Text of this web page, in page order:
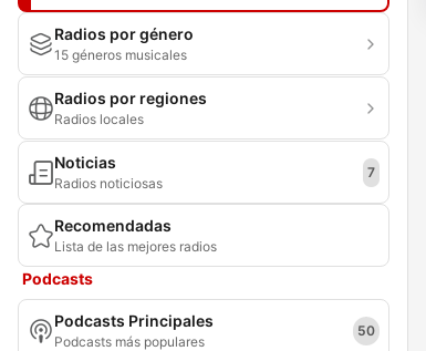
Radios por género
15 géneros musicales
Radios por regiones
Radios locales
Noticias
Radios noticiosas
7
Recomendadas
Lista de las mejores radios
Podcasts
Podcasts Principales
Podcasts más populares
50